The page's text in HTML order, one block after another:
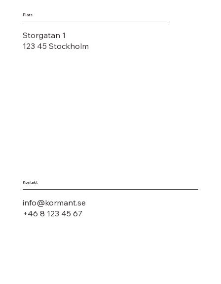
Plats
Storgatan 1
123 45 Stockholm
Kontakt
info@kormant.se
+46 8 123 45 67